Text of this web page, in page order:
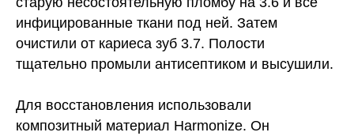
инфицированные ткани под ней. Затем
очистили от кариеса зуб 3.7. Полости
тщательно промыли антисептиком и высушили.
Для восстановления использовали
композитный материал Harmonize. Он